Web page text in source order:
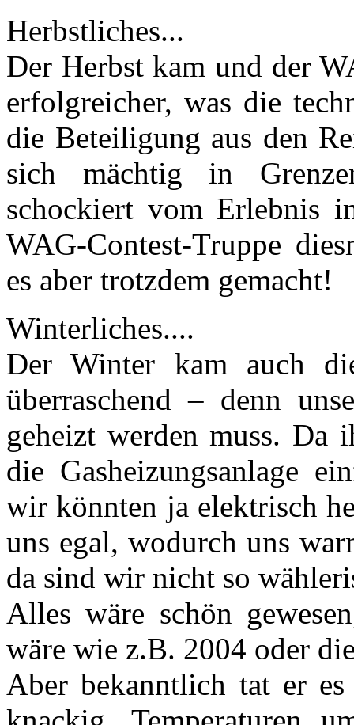
Herbstliches...
Der Herbst kam und der
erfolgreicher, was die
die Beteiligung aus den
sich mächtig in
schockiert vom Erlebnis
WAG-Contest-Truppe
es aber trotzdem gemacht!
Winterliches....
Der Winter kam auch
überraschend – denn
geheizt werden muss. Da
die Gasheizungsanlage
wir könnten ja elektrisch
uns egal, wodurch uns
da sind wir nicht so
Alles wäre schön
wäre wie z.B. 2004 oder
Aber bekanntlich tat er